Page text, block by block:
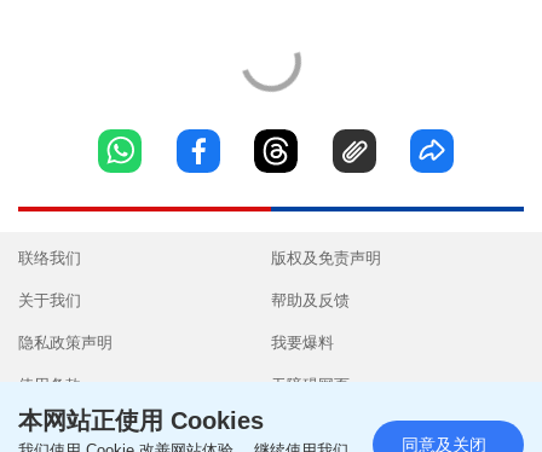
联络我们
关于我们
隐私政策声明
使用条款
版权及免责声明
帮助及反馈
我要爆料
无障碍网页
本网站正使用 Cookies
同意及关闭